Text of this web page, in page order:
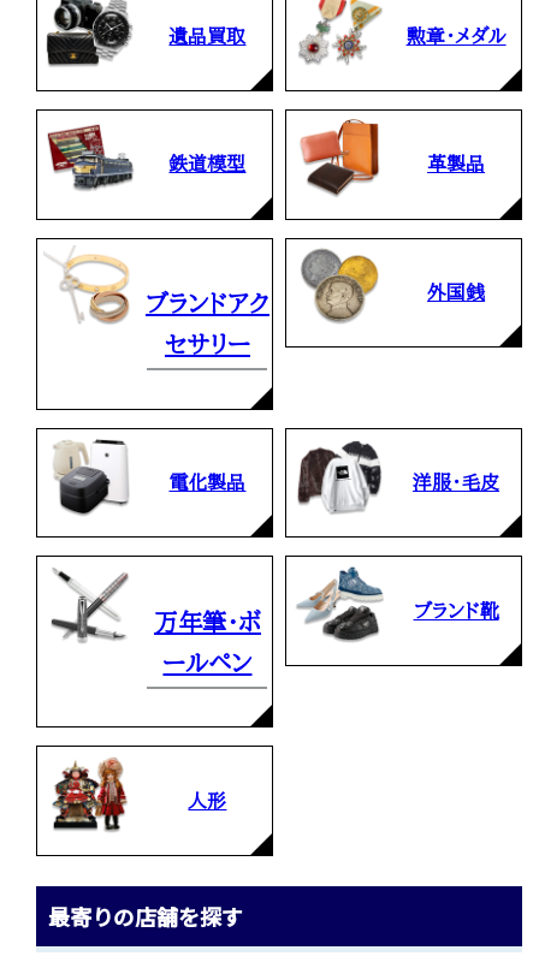
遺品買取 勲章・メダル
鉄道模型 革製品
ブランドアク
セサリー
外国銭
電化製品 洋服・毛皮
万年筆・ボ
ールペン
ブランド靴
人形
最寄りの店舗を探す